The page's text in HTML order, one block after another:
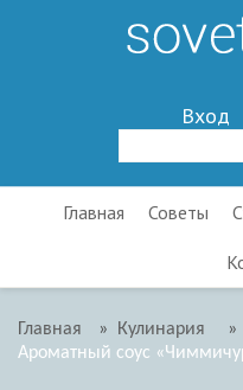
Вход
Главная Советы
Главная » Кулинария »
Ароматный соус